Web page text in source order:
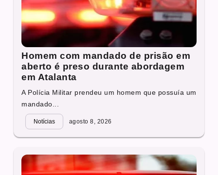
Homem com mandado de prisão em
aberto é preso durante abordagem
em Atalanta
A Polícia Militar prendeu um homem que possuía um
mandado...
Notícias agosto 8, 2026